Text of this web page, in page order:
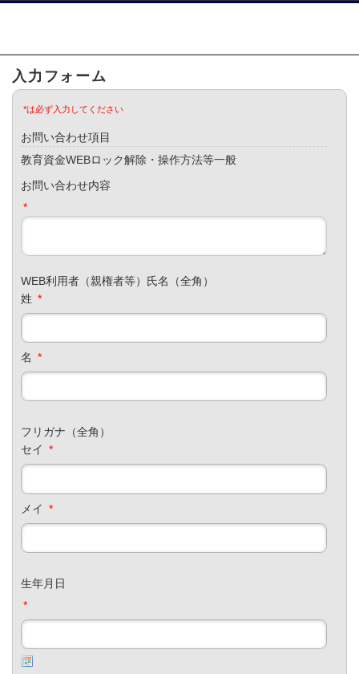
入力フォーム
*は必ず入力してください
お問い合わせ項目
教育資金WEBロック解除・操作方法等一般
お問い合わせ内容
*
WEB利用者（親権者等）氏名（全角）
姓 *
名 *
フリガナ（全角）
セイ *
メイ *
生年月日
*